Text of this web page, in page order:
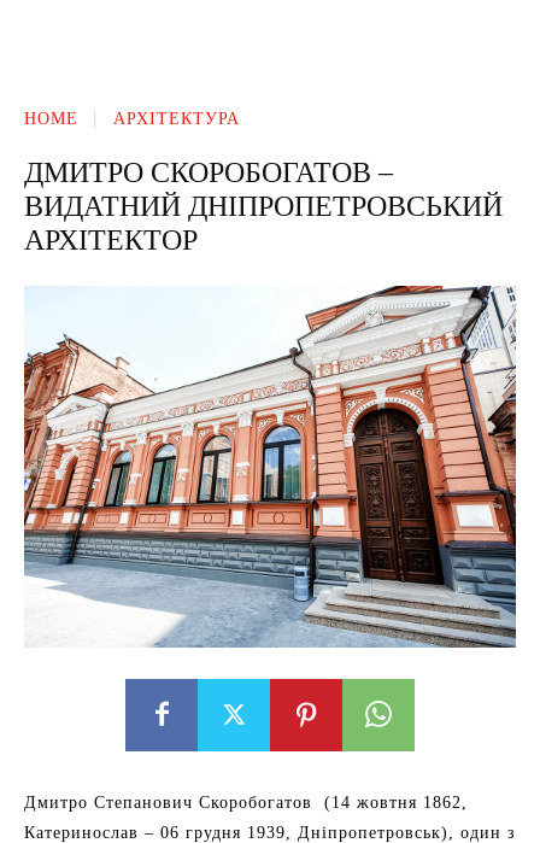
HOME АРХІТЕКТУРА
ДМИТРО СКОРОБОГАТОВ –
ВИДАТНИЙ ДНІПРОПЕТРОВСЬКИЙ
АРХІТЕКТОР
Дмитро Степанович Скоробогатов (14 жовтня 1862,
Катеринослав – 06 грудня 1939, Дніпропетровськ), один з